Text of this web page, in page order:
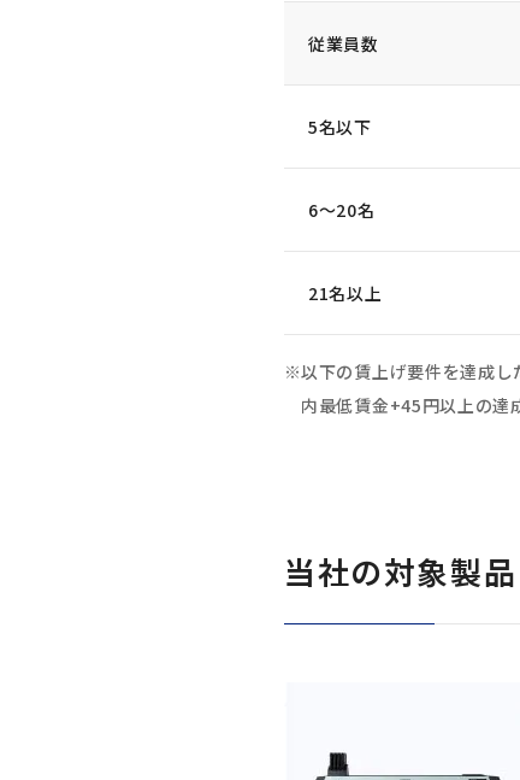
従業員数
5名以下
6～20名
21名以上
以下の賃上げ要件を達成
内最低賃金+45円以上の達
当社の対象製品